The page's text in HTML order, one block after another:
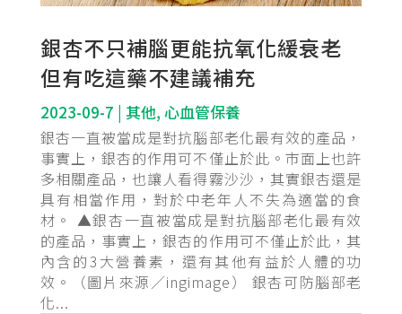
銀杏不只補腦更能抗氧化緩衰老
但有吃這藥不建議補充
2023-09-7 | 其他, 心血管保養
銀杏一直被當成是對抗腦部老化最有效的產品，
事實上，銀杏的作用可不僅止於此。市面上也許
多相關產品，也讓人看得霧沙沙，其實銀杏還是
具有相當作用，對於中老年人不失為適當的食
材。 ▲銀杏一直被當成是對抗腦部老化最有效
的產品，事實上，銀杏的作用可不僅止於此，其
內含的3大營養素，還有其他有益於人體的功
效。（圖片來源／ingimage） 銀杏可防腦部老
化...